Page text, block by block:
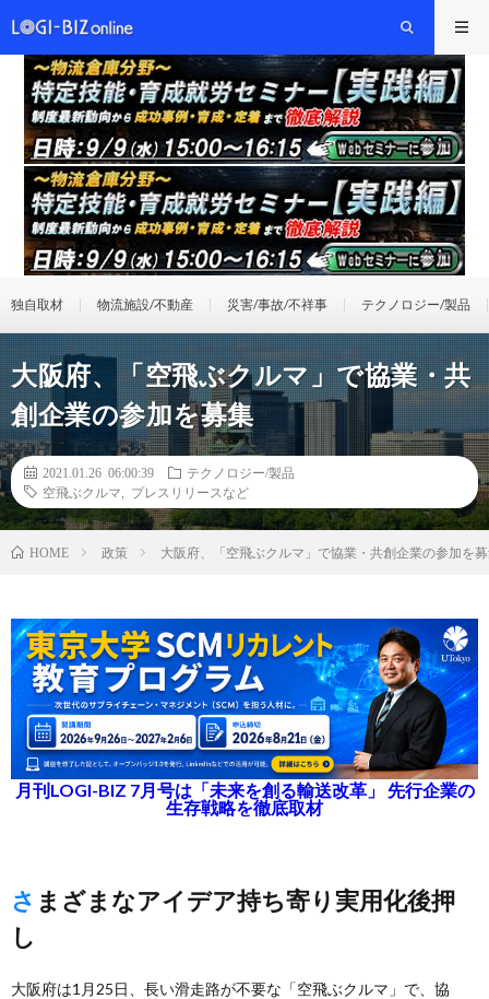
独自取材 物流施設/不動産 災害/事故/不祥事 テクノロジー/製品
大阪府、「空飛ぶクルマ」で協業・共
創企業の参加を募集
2021.01.26 06:00:39
テクノロジー/製品
空飛ぶクルマ
プレスリリースなど
HOME 政策 大阪府、「空飛ぶクルマ」で協業・共創企業の参加を
月刊LOGI-BIZ 7月号は「未来を創る輸送改革」 先行企業の
生存戦略を徹底取材
さまざまなアイデア持ち寄り実用化後押
し
大阪府は1月25日、長い滑走路が不要な「空飛ぶクルマ」で、協